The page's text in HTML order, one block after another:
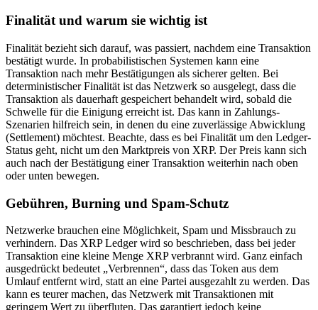
Finalität und warum sie wichtig ist
Finalität bezieht sich darauf, was passiert, nachdem eine Transaktion
bestätigt wurde. In probabilistischen Systemen kann eine
Transaktion nach mehr Bestätigungen als sicherer gelten. Bei
deterministischer Finalität ist das Netzwerk so ausgelegt, dass die
Transaktion als dauerhaft gespeichert behandelt wird, sobald die
Schwelle für die Einigung erreicht ist. Das kann in Zahlungs-
Szenarien hilfreich sein, in denen du eine zuverlässige Abwicklung
(Settlement) möchtest. Beachte, dass es bei Finalität um den Ledger-
Status geht, nicht um den Marktpreis von XRP. Der Preis kann sich
auch nach der Bestätigung einer Transaktion weiterhin nach oben
oder unten bewegen.
Gebühren, Burning und Spam-Schutz
Netzwerke brauchen eine Möglichkeit, Spam und Missbrauch zu
verhindern. Das XRP Ledger wird so beschrieben, dass bei jeder
Transaktion eine kleine Menge XRP verbrannt wird. Ganz einfach
ausgedrückt bedeutet „Verbrennen“, dass das Token aus dem
Umlauf entfernt wird, statt an eine Partei ausgezahlt zu werden. Das
kann es teurer machen, das Netzwerk mit Transaktionen mit
geringem Wert zu überfluten. Das garantiert jedoch keine